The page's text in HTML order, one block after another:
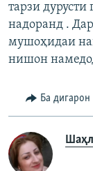
тарзи
надоранд .
мушоҳидаи
нишон
Ба